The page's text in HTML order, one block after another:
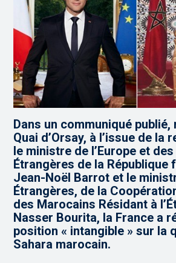
Dans un communiqué publié,
Quai d’Orsay, à l’issue de la
le ministre de l’Europe et
Étrangères de la République
Jean-Noël Barrot et le
Étrangères, de la
des Marocains Résidant à
Nasser Bourita, la France a
position « intangible » sur la
Sahara marocain.